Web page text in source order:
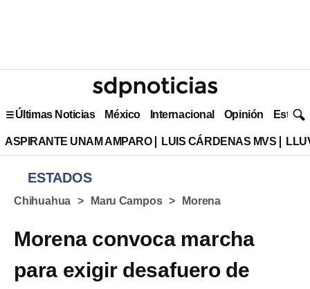
Últimas Noticias México Internacional Opinión Estilo
ASPIRANTE UNAM AMPARO LUIS CÁRDENAS MVS
ESTADOS
Chihuahua Maru Campos Morena
Morena convoca marcha
para exigir desafuero de